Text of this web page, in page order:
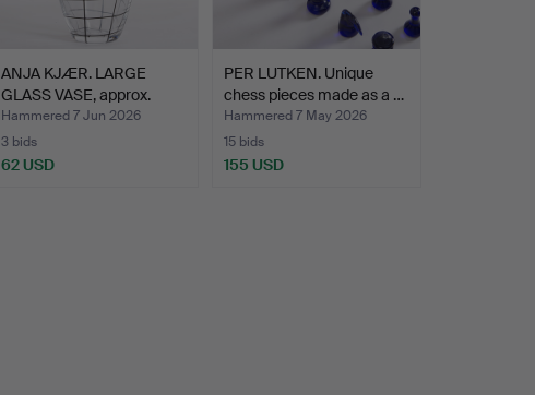
ANJA KJÆR. LARGE
GLASS VASE, approx.
1993,…
Hammered 7 Jun 2026
3 bids
62 USD
PER LUTKEN. Unique
chess pieces made as a …
Hammered 7 May 2026
15 bids
155 USD